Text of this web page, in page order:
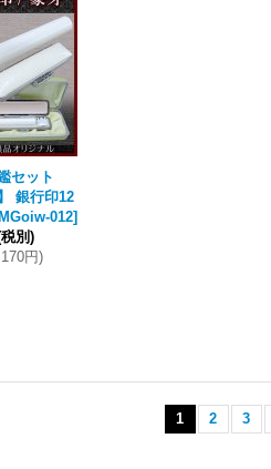
セット
銀行印12
012]
別)
円)
1 2 3